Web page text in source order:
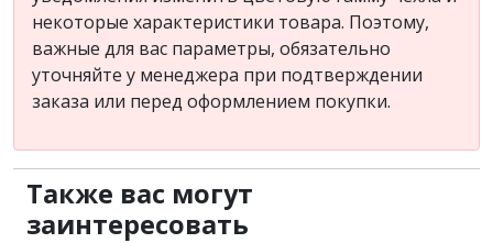
некоторые характеристики товара. Поэтому,
важные для вас параметры, обязательно
уточняйте у менеджера при подтверждении
заказа или перед оформлением покупки.
Также вас могут
заинтересовать